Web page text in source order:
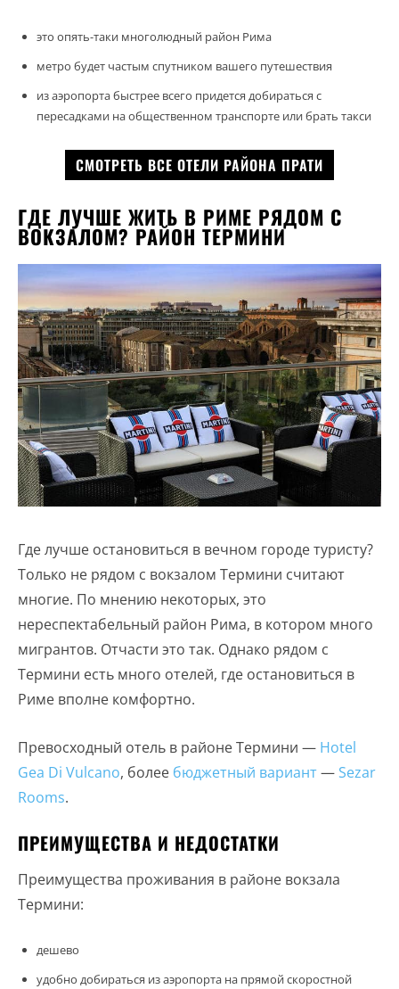
это опять-таки многолюдный район Рима
метро будет частым спутником вашего путешествия
из аэропорта быстрее всего придется добираться с
пересадками на общественном транспорте или брать такси
СМОТРЕТЬ ВСЕ ОТЕЛИ РАЙОНА ПРАТИ
ГДЕ ЛУЧШЕ ЖИТЬ В РИМЕ РЯДОМ С
ВОКЗАЛОМ? РАЙОН ТЕРМИНИ
Где лучше остановиться в вечном городе туристу?
Только не рядом с вокзалом Термини считают
многие. По мнению некоторых, это
нереспектабельный район Рима, в котором много
мигрантов. Отчасти это так. Однако рядом с
Термини есть много отелей, где остановиться в
Риме вполне комфортно.
Превосходный отель в районе Термини — Hotel
Gea Di Vulcano, более бюджетный вариант—Sezar
Rooms.
ПРЕИМУЩЕСТВА И НЕДОСТАТКИ
Преимущества проживания в районе вокзала
Термини:
дешево
удобно добираться из аэропорта на прямой скоростной